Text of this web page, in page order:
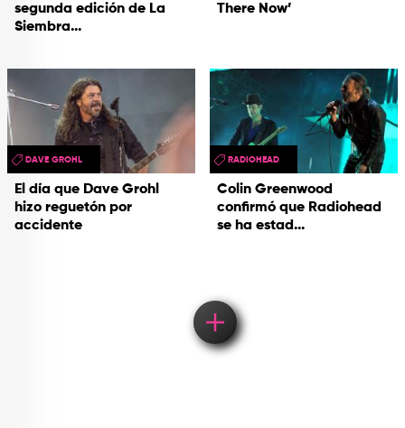
segunda edición de La
Siembra...
There Now’
El día que Dave Grohl
hizo reguetón por
accidente
DAVE GROHL
Colin Greenwood
confirmó que Radiohead
se ha estad...
RADIOHEAD
Load More